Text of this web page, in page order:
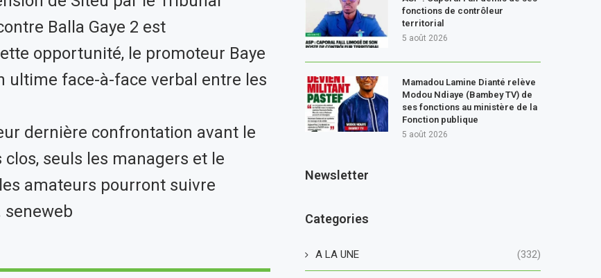
Balla Gaye 2 est
opportunité, le promoteur Baye
ultime face-à-face verbal entre les
dernière confrontation avant le
seuls les managers et le
amateurs pourront suivre
seneweb
fonctions de contrôleur
territorial
5 août 2026
Mamadou Lamine Dianté relève
Modou Ndiaye (Bambey TV) de
ses fonctions au ministère de la
Fonction publique
5 août 2026
Newsletter
Categories
A LA UNE (332)